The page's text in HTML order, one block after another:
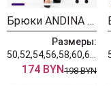
Брюки ANDINA CITY 2031-25
Размеры:
174 BYN198 BYN